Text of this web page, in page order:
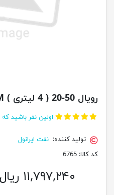
رویال 50-20 ( 4 لیتری ) SM پلاستیکی ایرانول / 4
اولین نفر باشید
تولید کننده: نفت ایرانول
کد کالا: 6765
۱۱,۷۹۷,۲۴۰ ریال با احتساب مالیات